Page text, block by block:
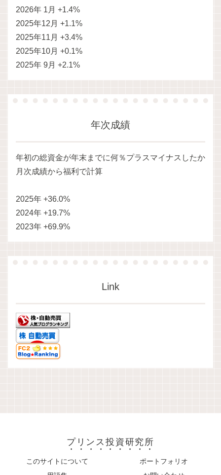
2026年 1月 +1.4%
2025年12月 +1.1%
2025年11月 +3.4%
2025年10月 +0.1%
2025年 9月 +2.1%
年次成績
年初の総資金が年末までに何％プラスマイナスしたか
月次成績から福利で計算
2025年 +36.0%
2024年 +19.7%
2023年 +69.9%
Link
プリンス投資研究所
このサイトについて
ポートフォリオ